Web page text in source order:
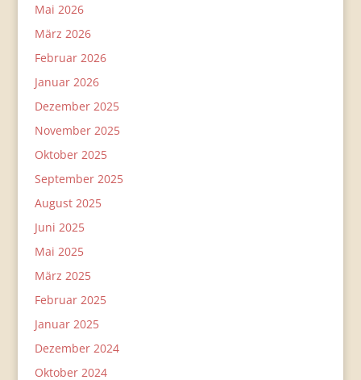
Mai 2026
März 2026
Februar 2026
Januar 2026
Dezember 2025
November 2025
Oktober 2025
September 2025
August 2025
Juni 2025
Mai 2025
März 2025
Februar 2025
Januar 2025
Dezember 2024
Oktober 2024